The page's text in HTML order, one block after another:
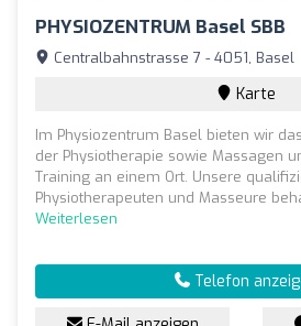
PHYSIOZENTRUM Basel SBB
Centralbahnstrasse 7 - 4051, Basel
Karte
Im Physiozentrum Basel bieten wir
der Physiotherapie sowie Massagen
Training an einem Ort. Unsere
Physiotherapeuten und Masseure
Weiterlesen
Telefon